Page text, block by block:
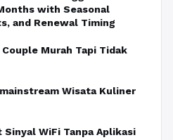
with Seasonal
and Renewal Timing
Murah Tapi Tidak
Wisata Kuliner
Sinyal WiFi Tanpa Aplikasi